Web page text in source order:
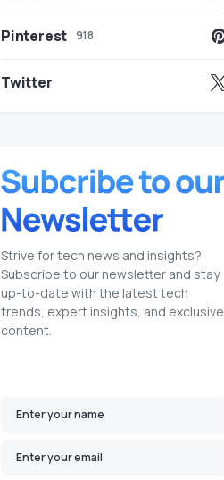
Pinterest 918
Twitter
Strive for tech news and insights?
Subscribe to our newsletter and stay
up-to-date with the latest tech
trends, expert insights, and exclusive
content.